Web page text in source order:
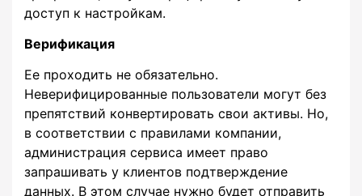
доступ к настройкам.
Верификация
Ее проходить не обязательно.
Неверифицированные пользователи могут без
препятствий конвертировать свои активы. Но,
в соответствии с правилами компании,
администрация сервиса имеет право
запрашивать у клиентов подтверждение
данных. В этом случае нужно будет отправить